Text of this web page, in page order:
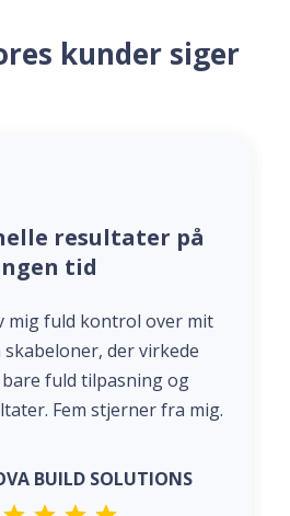
kunder siger
resultater på
tid
mig fuld kontrol over mit
der virkede
fuld tilpasning og
Fem stjerner fra mig.
BUILD SOLUTIONS